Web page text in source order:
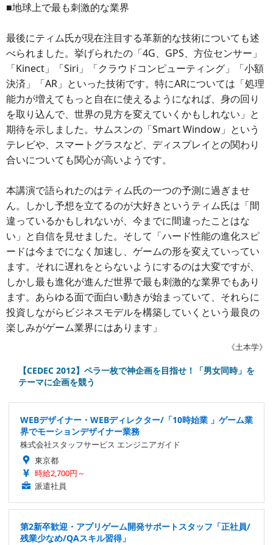
■地球上で最も刺激的な業界
最後にティム氏が現在注目する革新的な技術についても述
べられました。挙げられたの「4G、GPS、方位センサー」
「Kinect」「Siri」「クラウドコンピューティング」「小額
決済」「AR」といった技術です。特にARについては「処理
能力が増えてもっと自在に使えるようになれば、身の回り
を取り込んで、世界の見方を変えていくかもしれない」と
期待を示しました。サムスンの「Smart Window」という
テレビや、スマートグラスなど、ディスプレイとの関わり
合いについても関心が高いようです。
本講演で語られたのはティム氏の一つの予測に過ぎませ
ん。しかし予想を立てるのが大好きというティム氏は「間
違っているかもしれないが、今までに間違ったことはな
い」と自信を見せました。そして「ハード性能の進化スピ
ードは今までになく加速し、ゲームの形を変えていってい
ます。それに遅れをとらないようにするのは大変ですが、
しかし最も進化が進んだ世界で最も刺激的な業界でもあり
ます。あらゆる面で面白い動きが始まっていて、それらに
投資しながらビジネスモデルを構築していくという最良の
楽しみがゲーム業界にはあります」
《土本学》
【CEDEC 2012】ペラ一枚で神企画を目指せ！「男女同時」を
テーマに企画を競う
WEBデザイナー・WEBディレクター/「10時始業 」ゲーム業
界でモーションデザイナー業務
株式会社スタッフサービス エンジニアガイド
東京都
時給2,700円～
派遣社員
第2新卒歓迎・アプリゲーム開発サポートスタッフ「正社員/
残業少なめ/QAスキル習得」